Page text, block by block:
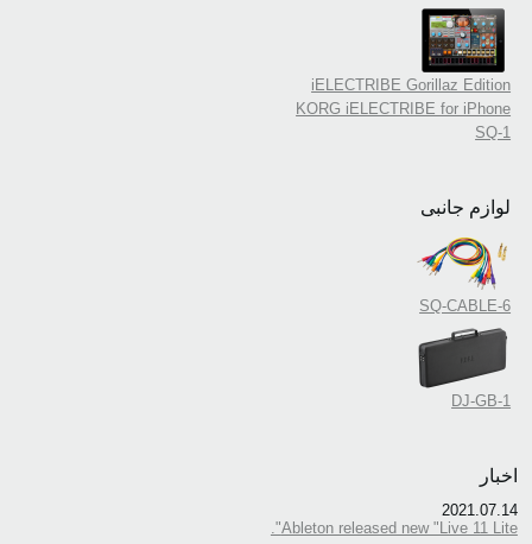
iELECTRIBE Gorillaz Edition
KORG iELECTRIBE for iPhone
SQ-1
لوازم جانبی
SQ-CABLE-6
DJ-GB-1
اخبار
2021.07.14
Ableton released new "Live 11 Lite".